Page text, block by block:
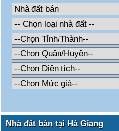
Nhà đất bán tại Hà Giang